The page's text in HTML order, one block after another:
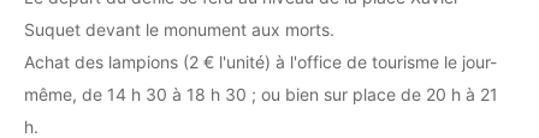
Suquet devant le monument aux morts.
Achat des lampions (2 € l'unité) à l'office de tourisme le jour-
même, de 14 h 30 à 18 h 30 ; ou bien sur place de 20 h à 21
h.